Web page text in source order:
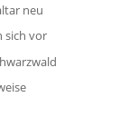
neu
sich vor